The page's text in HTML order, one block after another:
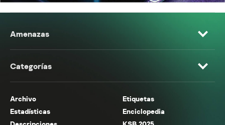
Amenazas
Categorías
Archivo
Etiquetas
Estadísticas
Enciclopedia